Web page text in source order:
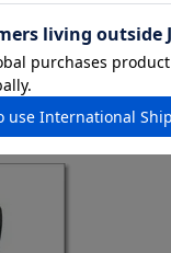
いです。飛びや受信は
ですね。でもアパマン